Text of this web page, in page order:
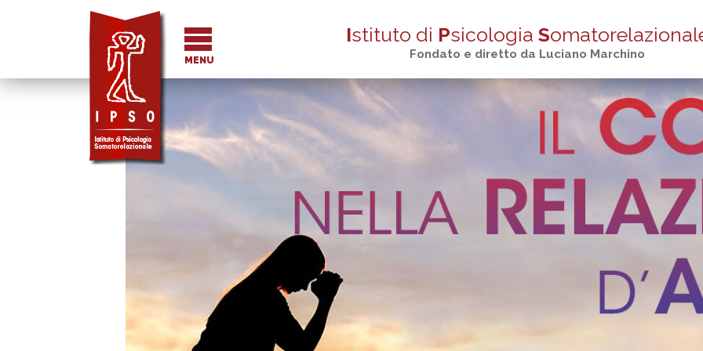
MENU
Istituto di Psicologia S
Fondato e diretto da Luciano Marchino